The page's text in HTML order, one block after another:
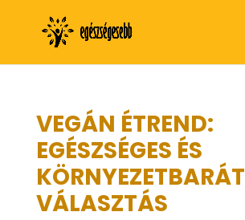
VEGÁN ÉTREND:
EGÉSZSÉGES ÉS
KÖRNYEZETBARÁT
VÁLASZTÁS